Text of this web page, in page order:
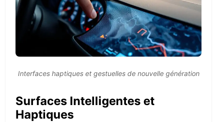
Interfaces haptiques et gestuelles de nouvelle génération
Surfaces Intelligentes et
Haptiques